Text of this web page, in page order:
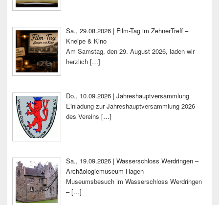
Sa., 29.08.2026 | Film-Tag im ZehnerTreff –
Kneipe & Kino
Am Samstag, den 29. August 2026, laden wir
herzlich […]
Do., 10.09.2026 | Jahreshauptversammlung
Einladung zur Jahreshauptversammlung 2026
des Vereins […]
Sa., 19.09.2026 | Wasserschloss Werdringen –
Archäologiemuseum Hagen
Museumsbesuch im Wasserschloss Werdringen
–[…]